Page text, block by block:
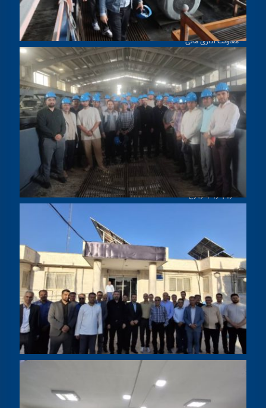
معاونت پژوهشی و فن آوری
معاونت آموزشی و تحصیلات تکمیلی
معاونت اداری مالی
معاونت فرهنگی و دانشجویی
دسترسی سریع
بیانیه صیانت از داده ها
ملاقات حضوری با رئیس دانشگاه
ارتباط با ریاست و مسئولین دانشگاه
مدیریت فن آوری اطلاعات
همیار دانشگاه حکیم سبزواری
تکریم ارباب رجوع
پیوند ها
دفتر نهاد مقام معظم رهبری در دانشگاه ها
معاونت علمی ریاست جمهوری
وزارت علوم، تحقیقات و فناوری
سازمان امور دانشجویان
صندوق رفاه دانشجویان
سامانه حامیان صندوق رفاه دانشجویان